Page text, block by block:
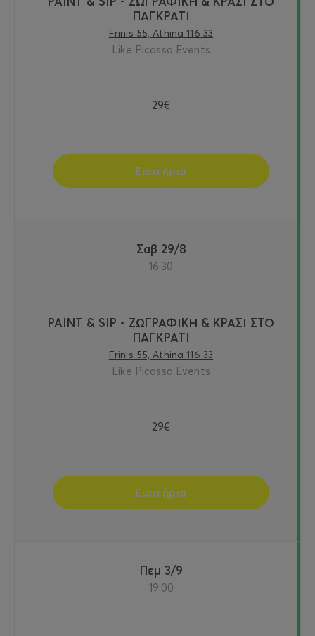
ΠΑΓΚΡΑΤΙ
Frinis 55, Athina 116 33
Like Picasso Events
29€
Εισιτήρια
Σαβ 29/8
16:30
PAINT & SIP - ΖΩΓΡΑΦΙΚΗ & ΚΡΑΣΙ ΣΤΟ
ΠΑΓΚΡΑΤΙ
Frinis 55, Athina 116 33
Like Picasso Events
29€
Εισιτήρια
Πεμ 3/9
19:00